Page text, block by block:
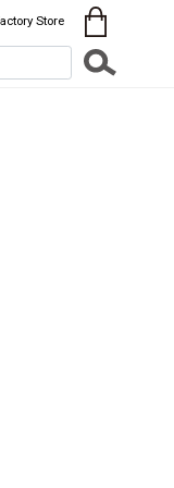
Store